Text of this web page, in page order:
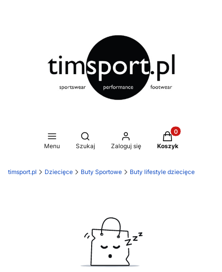
Menu
Otwórz wyszukiwarkę
Szukaj Zaloguj się
Produkty w
Koszyk
timsport.pl Dziecięce Buty Sportowe Buty lifestyle dziecięce